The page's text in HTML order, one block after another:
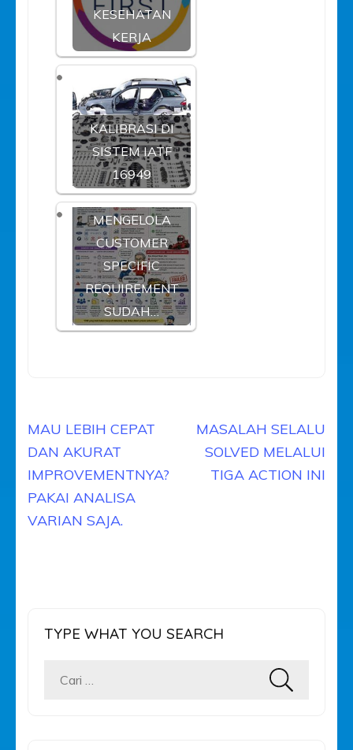
KESEHATAN
KERJA
KALIBRASI DI
SISTEM IATF
16949
PAYAH
MENGELOLA
CUSTOMER
SPECIFIC
REQUIREMENT
SUDAH…
Navigasi
pos
MAU LEBIH CEPAT
DAN AKURAT
IMPROVEMENTNYA?
PAKAI ANALISA
VARIAN SAJA.
MASALAH SELALU
SOLVED MELALUI
TIGA ACTION INI
TYPE WHAT YOU SEARCH
Cari